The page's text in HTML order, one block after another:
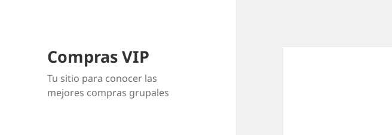
Compras VIP
Tu sitio para conocer las
mejores compras grupales